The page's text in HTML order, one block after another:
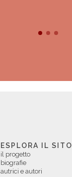
ESPLORA IL SITO
il progetto
biografie
autrici e autori